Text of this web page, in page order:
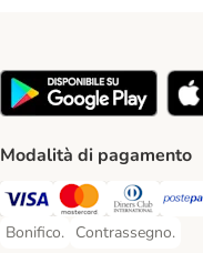
Modalità di pagamento
Visa. Payment Method
Mastercard.Diners Club.
Bonifico.
Bonifico. Payment Method
Contrassegno.
Contrassegno.